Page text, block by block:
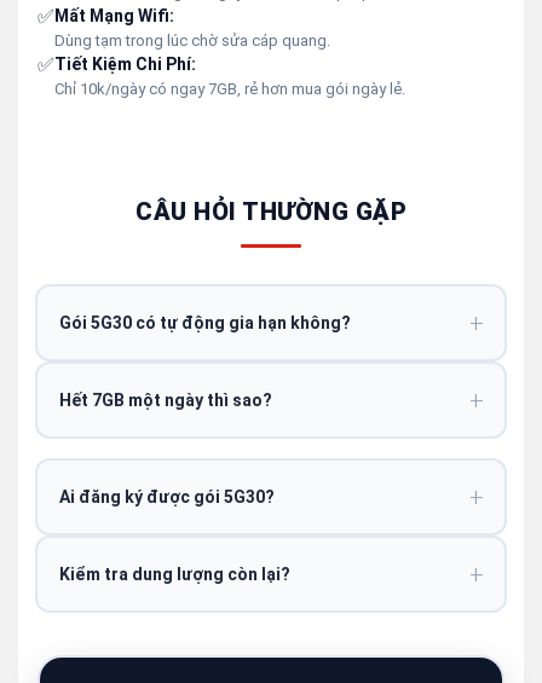
✅ Mất Mạng Wifi:
Dùng tạm trong lúc chờ sửa cáp quang.
✅Tiết Kiệm Chi Phí:
Chỉ 10k/ngày có ngay 7GB, rẻ hơn mua gói ngày lẻ.
CÂU HỎI THƯỜNG GẶP
Gói 5G30 có tự động gia hạn không?
Hết 7GB một ngày thì sao?
Ai đăng ký được gói 5G30?
Kiểm tra dung lượng còn lại?